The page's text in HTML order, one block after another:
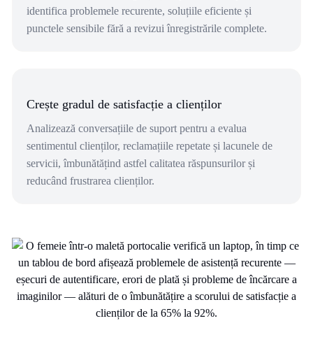
identifica problemele recurente, soluțiile eficiente și
punctele sensibile fără a revizui înregistrările complete.
Crește gradul de satisfacție a clienților
Analizează conversațiile de suport pentru a evalua
sentimentul clienților, reclamațiile repetate și lacunele de
servicii, îmbunătățind astfel calitatea răspunsurilor și
reducând frustrarea clienților.